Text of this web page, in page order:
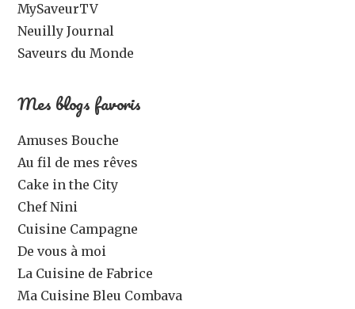
MySaveurTV
Neuilly Journal
Saveurs du Monde
Mes blogs favoris
Amuses Bouche
Au fil de mes rêves
Cake in the City
Chef Nini
Cuisine Campagne
De vous à moi
La Cuisine de Fabrice
Ma Cuisine Bleu Combava